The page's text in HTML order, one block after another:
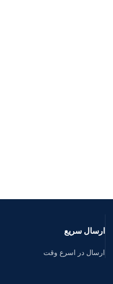
ارسال سریع
ارسال در اسرع وقت